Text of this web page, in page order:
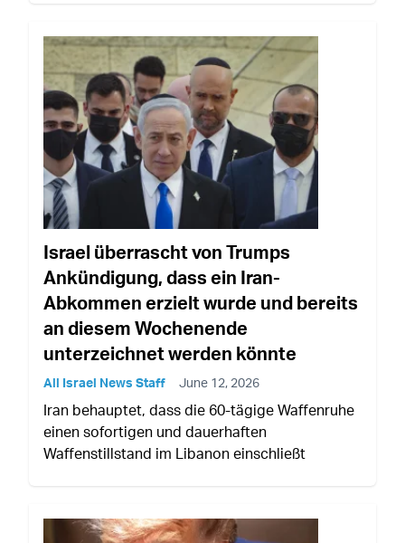
Israel überrascht von Trumps
Ankündigung, dass ein Iran-
Abkommen erzielt wurde und bereits
an diesem Wochenende
unterzeichnet werden könnte
All Israel News Staff June 12, 2026
Iran behauptet, dass die 60-tägige Waffenruhe
einen sofortigen und dauerhaften
Waffenstillstand im Libanon einschließt